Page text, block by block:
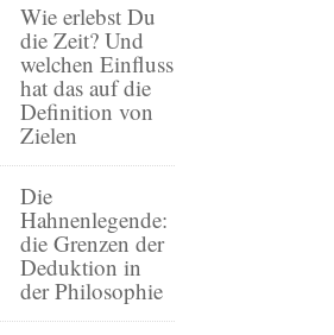
Wie erlebst Du
die Zeit? Und
welchen Einfluss
hat das auf die
Definition von
Zielen
Die
Hahnenlegende:
die Grenzen der
Deduktion in
der Philosophie